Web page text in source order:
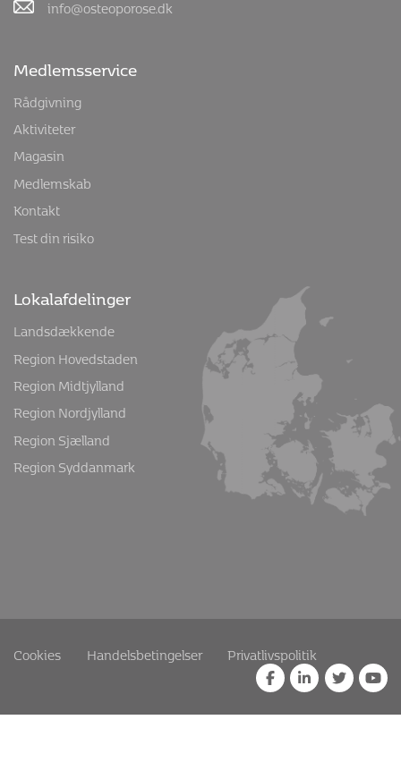
Osteoporoseforeningen - landsforeningen mod
Park Allé 5, 1. tv.
8000 Aarhus C
Mandag og onsdag kl. 9-13.30, tirsdag kl. 8-13 og torsdag
kl. 13-18
info@osteoporose.dk
Medlemsservice
Rådgivning
Aktiviteter
Magasin
Medlemskab
Kontakt
Test din risiko
Region Midtjylland
Region Nordjylland